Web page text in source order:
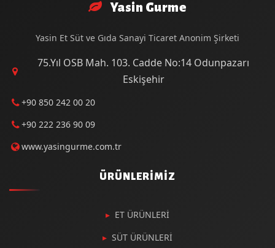
Yasin Gurme
Yasin Et Süt ve Gıda Sanayi Ticaret Anonim Şirketi
75.Yıl OSB Mah. 103. Cadde No:14 Odunpazarı
Eskişehir
+90 850 242 00 20
+90 222 236 90 09
www.yasingurme.com.tr
ÜRÜNLERIMIZ
ET ÜRÜNLERİ
SÜT ÜRÜNLERİ